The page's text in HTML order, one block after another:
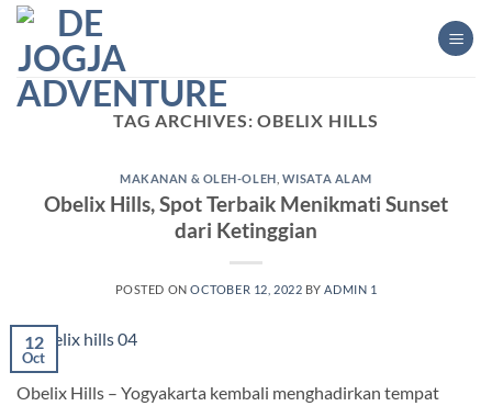
Skip
content
TAG ARCHIVES:OBELIX HILLS
MAKANAN & OLEH-OLEH WISATA ALAM
Obelix Hills, Spot Terbaik Menikmati Sunset
dari Ketinggian
POSTED ONOCTOBER 12, 2022 BY ADMIN 1
12
Oct
Obelix Hills – Yogyakarta kembali menghadirkan tempat